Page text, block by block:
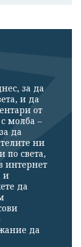
за да
и да
от
молба –
да
ни
по света,
интернет
и
да
да